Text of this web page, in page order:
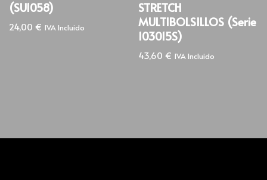
(SU1058)
24,00 € IVA Incluido
STRETCH
MULTIBOLSILLOS (Serie
103015S)
43,60€ IVA Incluido